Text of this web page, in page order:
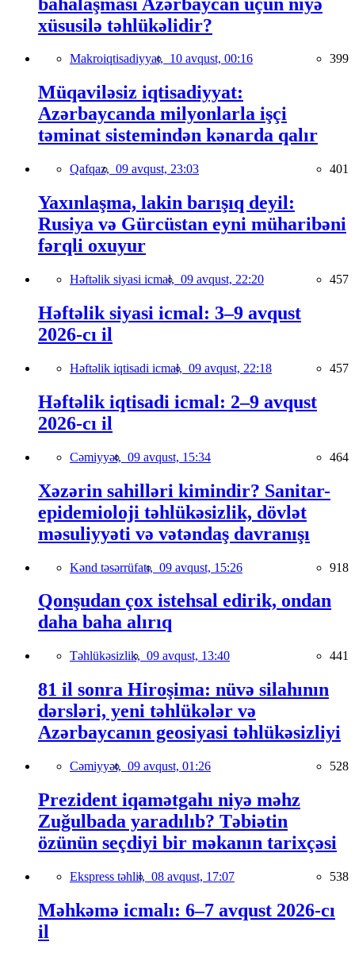
xüsusilə təhlükəlidir?
Makroiqtisadiyyat, 10 avqust, 00:16 399
Müqaviləsiz iqtisadiyyat:
Azərbaycanda milyonlarla işçi
təminat sistemindən kənarda qalır
Qafqaz, 09 avqust, 23:03 401
Yaxınlaşma, lakin barışıq deyil:
Rusiya və Gürcüstan eyni müharibəni
fərqli oxuyur
Həftəlik siyasi icmal, 09 avqust, 22:20 457
Həftəlik siyasi icmal: 3–9 avqust
2026-cı il
Həftəlik iqtisadi icmal, 09 avqust, 22:18 457
Həftəlik iqtisadi icmal: 2–9 avqust
2026-cı il
Cəmiyyət, 09 avqust, 15:34 464
Xəzərin sahilləri kimindir? Sanitar-
epidemioloji təhlükəsizlik, dövlət
məsuliyyəti və vətəndaş davranışı
Kənd təsərrüfatı, 09 avqust, 15:26 918
Qonşudan çox istehsal edirik, ondan
daha baha alırıq
Təhlükəsizlik, 09 avqust, 13:40 441
81 il sonra Hiroşima: nüvə silahının
dərsləri, yeni təhlükələr və
Azərbaycanın geosiyasi təhlükəsizliyi
Cəmiyyət, 09 avqust, 01:26 528
Prezident iqamətgahı niyə məhz
Zuğulbada yaradılıb? Təbiətin
özünün seçdiyi bir məkanın tarixçəsi
Ekspress təhlil, 08 avqust, 17:07 538
Məhkəmə icmalı: 6–7 avqust 2026-cı
il